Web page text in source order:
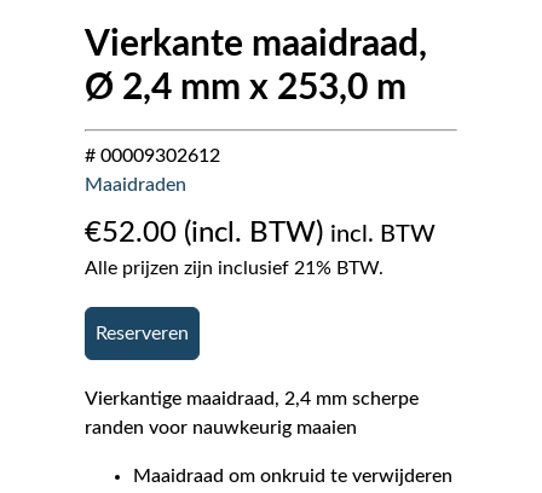
Vierkante maaidraad,
Ø 2,4 mm x 253,0 m
# 00009302612
Maaidraden
€52.00 incl. BTW
Alle prijzen zijn inclusief 21% BTW.
Reserveren
Vierkantige maaidraad, 2,4 mm scherpe
randen voor nauwkeurig maaien
Maaidraad om onkruid te verwijderen